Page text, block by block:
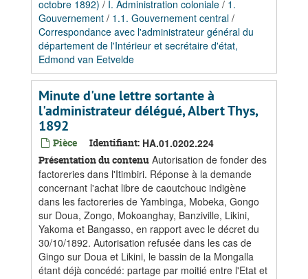
octobre 1892) / I. Administration coloniale / 1.
Gouvernement / 1.1. Gouvernement central /
Correspondance avec l'administrateur général du
département de l'Intérieur et secrétaire d'état,
Edmond van Eetvelde
Minute d'une lettre sortante à
l'administrateur délégué, Albert Thys,
1892
Pièce Identifiant: HA.01.0202.224
Présentation du contenu Autorisation de fonder des
factoreries dans l'Itimbiri. Réponse à la demande
concernant l'achat libre de caoutchouc indigène
dans les factoreries de Yambinga, Mobeka, Gongo
sur Doua, Zongo, Mokoanghay, Banziville, Likini,
Yakoma et Bangasso, en rapport avec le décret du
30/10/1892. Autorisation refusée dans les cas de
Gingo sur Doua et Likini, le bassin de la Mongalla
étant déjà concédé: partage par moitié entre l'Etat et